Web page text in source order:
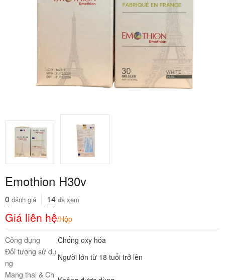
Emothion H30v
0 đánh giá 14 đã xem
Giá liên hệ/Hộp
Công dụng
Chống oxy hóa
Đối tượng sử dụ
ng
Người lớn từ 18 tuổi trở lên
Mang thai & Ch